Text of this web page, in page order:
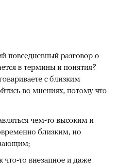
повседневный разговор о
в термины и понятия?
с близким
во мнениях, потому что
чем-то высоким и
близким, но
что-то внезапное и даже